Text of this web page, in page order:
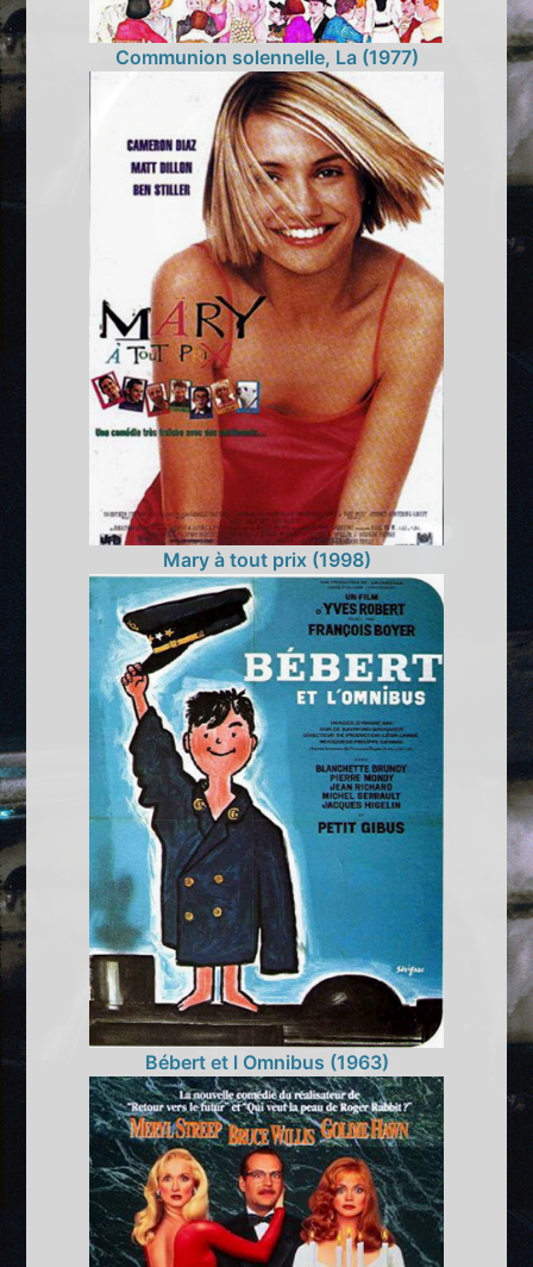
Communion solennelle, La (1977)
Mary à tout prix (1998)
Bébert et l Omnibus (1963)